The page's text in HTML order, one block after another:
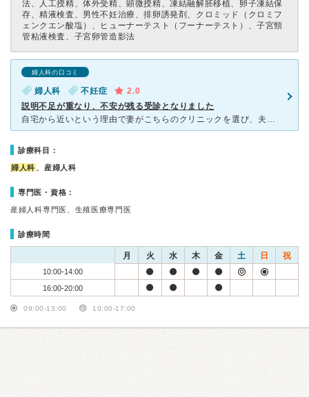
法、人工授精、体外受精、顕微授精、凍結融解胚移植、卵子凍結保
存、精液検査、男性不妊治療、排卵誘発剤、クロミッド（クロミフ
ェンクエン酸塩）、ヒューナーテスト（フーナーテスト）、子宮頸
管粘液検査、子宮卵管造影法
婦人科の口コミ
婦人科 不妊症
2.0
説明不足が重なり、不安が残る受診となりました
自宅から近いという理由で妻がこちらのクリニックを選び、夫婦で受診しました。 「女性のためのクリニック」と付いていますが、医師は男性医師1名体制で、女性医師はいません。これは事前に確認できる情報で
診療科目：
婦人科 、産婦人科
専門医・資格：
産婦人科専門医、生殖医療専門医
診療時間
月 火 水 木 金 土 日 祝
10:00-14:00
16:00-20:00
09:00-13:00 10:00-17:00